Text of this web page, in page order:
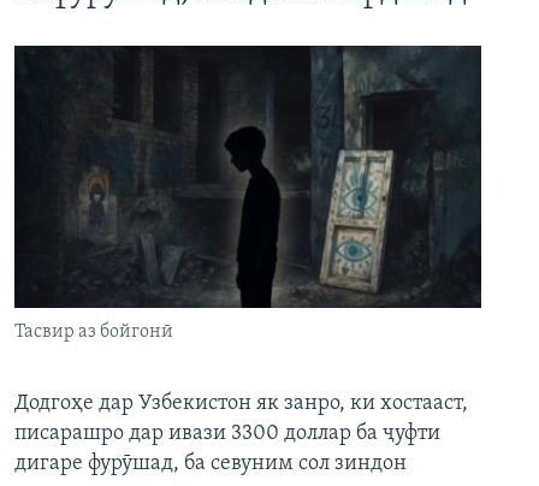
Тасвир аз бойгонӣ
Додгоҳе дар Узбекистон як занро, ки хостааст,
писарашро дар ивази 3300 доллар ба ҷуфти
дигаре фурӯшад, ба севуним сол зиндон